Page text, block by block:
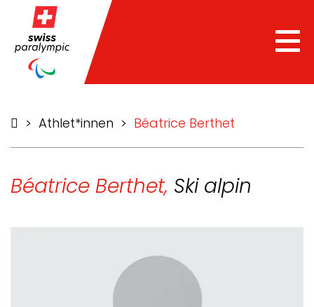
> Athlet*innen > Béatrice Berthet
Béatrice Berthet, Ski alpin